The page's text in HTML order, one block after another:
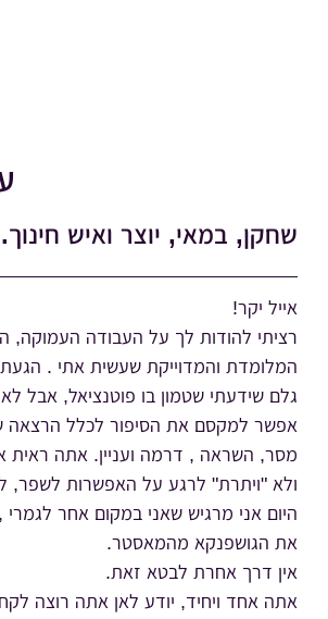
שחקן, במאי, יוצר ואיש חינוך.
אייל יקר!
רציתי להודות לך על העבודה העמוקה,
המלומדת והמדוייקת שעשית אתי .
גלם שידעתי שטמון בו פוטנציאל, אבל
אפשר למקסם את הסיפור לכלל הרצאה
מסר, השראה , דרמה ועניין. אתה ראית
ולא "ויתרת" לרגע על האפשרות לשפר,
היום אני מרגיש שאני במקום אחר
את הגושפנקא מהמאסטר.
אין דרך אחרת לבטא זאת.
אתה אחד ויחיד, יודע לאן אתה רוצה